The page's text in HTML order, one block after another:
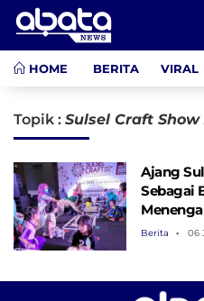
HOME BERITA VIRAL
Topik : Sulsel Craft Show
Ajang
Sebagai
Berita 06